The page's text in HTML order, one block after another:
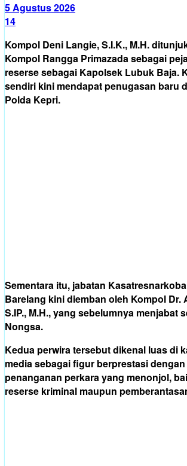
5 Agustus 2026
14
Kompol Deni Langie, S.I.K., M.H.
Kompol Rangga Primazada sebagai
reserse sebagai Kapolsek Lubuk Baja.
sendiri kini mendapat penugasan baru
Polda Kepri.
Sementara itu, jabatan
Barelang kini diemban oleh Kompol Dr.
S.IP., M.H., yang sebelumnya menjabat
Nongsa.
Kedua perwira tersebut dikenal luas di
media sebagai figur berprestasi
penanganan perkara yang menonjol,
reserse kriminal maupun